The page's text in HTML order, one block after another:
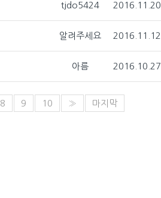
tjdo5424 2016.11.20
알려주세요 2016.11.12
아름 2016.10.27
8 9 10 » 마지막